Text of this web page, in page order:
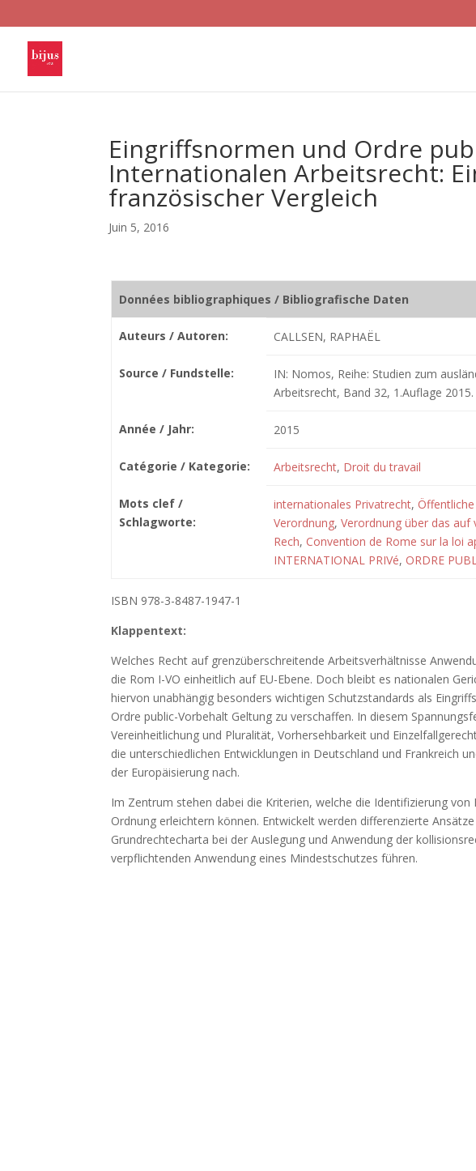
Eingriffsnormen und Ordre
Internationalen Arbeitsrecht:
französischer Vergleich
Juin 5, 2016
Données bibliographiques / Bibliografische Daten
Auteurs / Autoren: CALLSEN, RAPHAËL
Source / Fundstelle:
IN: Nomos, Reihe: Studien zum
Arbeitsrecht, Band 32, 1.Auflage 2015.
Année / Jahr: 2015
Catégorie / Kategorie: Arbeitsrecht, Droit du travail
Mots clef /
Schlagworte:
internationales Privatrecht,
Verordnung, Verordnung über das auf
Rech, Convention de Rome sur la loi
INTERNATIONAL PRIVé, ORDRE
ISBN 978-3-8487-1947-1
Klappentext:
Welches Recht auf grenzüberschreitende Arbeitsverhältnisse
die Rom I-VO einheitlich auf EU-Ebene. Doch bleibt es nationalen
hiervon unabhängig besonders wichtigen Schutzstandards als
Ordre public-Vorbehalt Geltung zu verschaffen. In diesem
Vereinheitlichung und Pluralität, Vorhersehbarkeit und
die unterschiedlichen Entwicklungen in Deutschland und Frankreich
der Europäisierung nach.
Im Zentrum stehen dabei die Kriterien, welche die Identifizierung
Ordnung erleichtern können. Entwickelt werden differenzierte
Grundrechtecharta bei der Auslegung und Anwendung der
verpflichtenden Anwendung eines Mindestschutzes führen.